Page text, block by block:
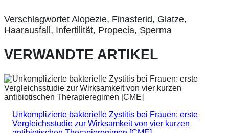
Verschlagwortet Alopezie, Finasterid, Glatze,
Haarausfall, Infertilität, Propecia, Sperma
VERWANDTE ARTIKEL
Unkomplizierte bakterielle Zystitis bei Frauen: erste
Vergleichsstudie zur Wirksamkeit von vier kurzen